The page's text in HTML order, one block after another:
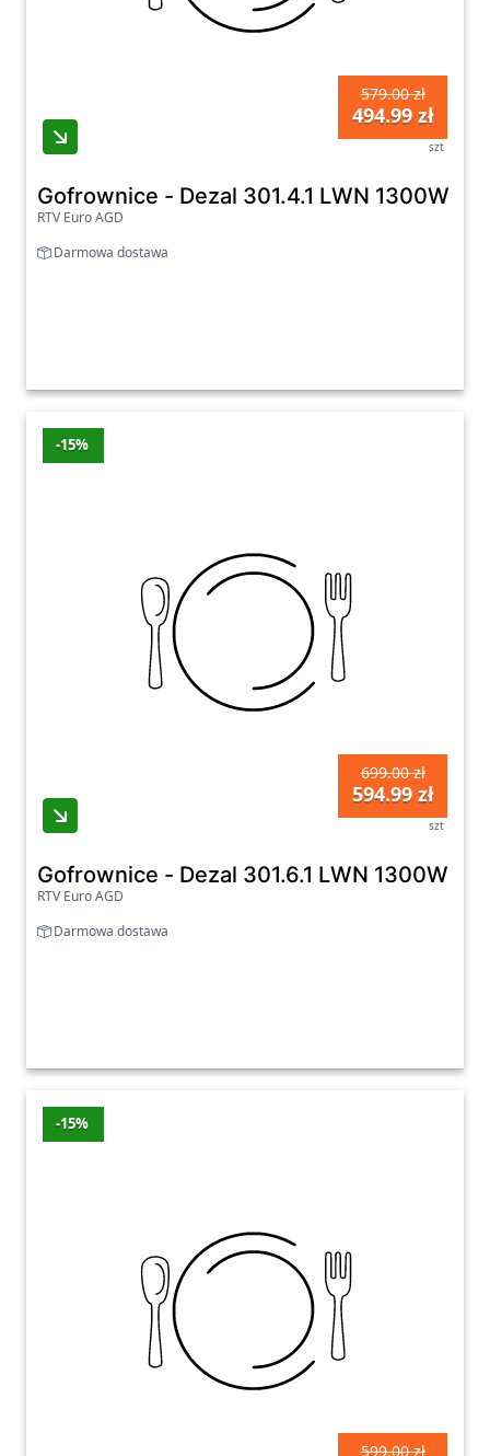
579.00 zł
494.99 zł
szt
Gofrownice - Dezal 301.4.1 LWN 1300W
RTV Euro AGD
Darmowa dostawa
-15%
699.00 zł
594.99 zł
szt
Gofrownice - Dezal 301.6.1 LWN 1300W
RTV Euro AGD
Darmowa dostawa
-15%
599.00 zł